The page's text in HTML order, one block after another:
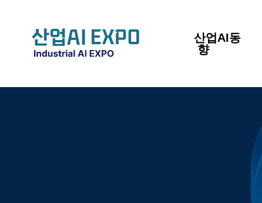
산업AI동
향